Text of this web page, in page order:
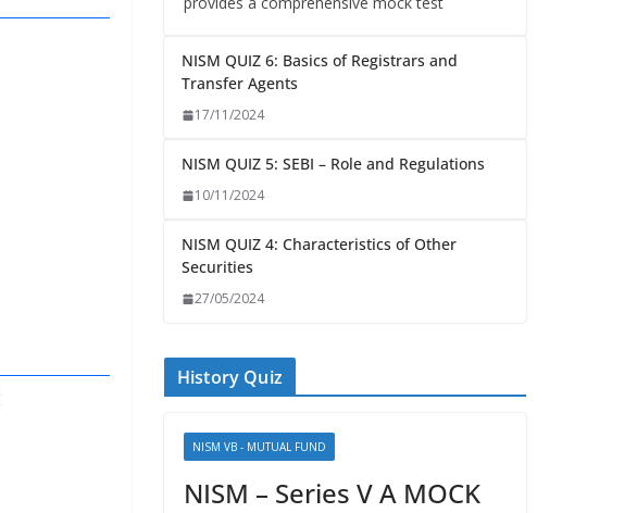
NISM QUIZ 6: Basics of Registrars and
Transfer Agents
17/11/2024
NISM QUIZ 5: SEBI – Role and Regulations
10/11/2024
NISM QUIZ 4: Characteristics of Other
Securities
27/05/2024
History Quiz
NISM VB - MUTUAL FUND
NISM – Series V A MOCK